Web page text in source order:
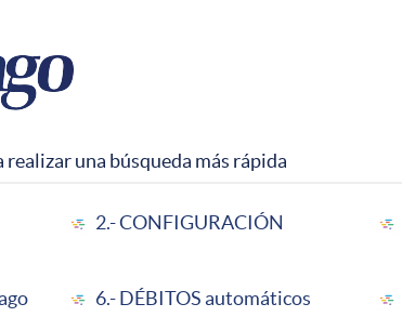
una búsqueda más rápida
2.- CONFIGURACIÓN
6.- DÉBITOS automáticos